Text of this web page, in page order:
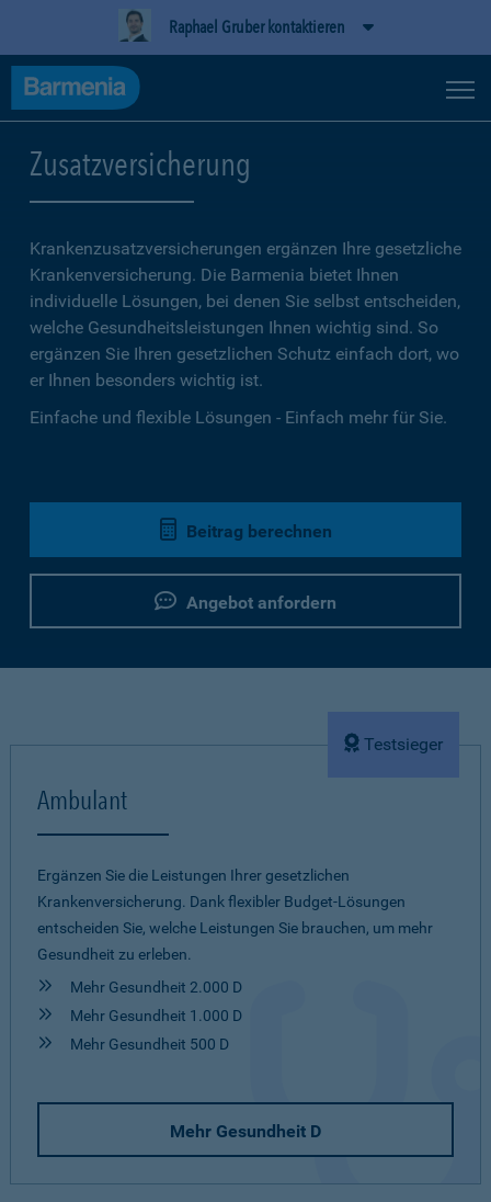
Raphael Gruber kontaktieren
Zusatzversicherung
Krankenzusatzversicherungen ergänzen Ihre gesetzliche
Kranken­versicherung. Die Barmenia bietet Ihnen
individuelle Lösungen, bei denen Sie selbst entscheiden,
welche Gesundheitsleistungen Ihnen wichtig sind. So
ergänzen Sie Ihren gesetzlichen Schutz einfach dort, wo
er Ihnen besonders wichtig ist.
Einfache und flexible Lösungen - Einfach mehr für Sie.
Beitrag berechnen
Angebot anfordern
Testsieger
Ambulant
Ergänzen Sie die Leistungen Ihrer gesetzlichen
Krankenversicherung. Dank flexibler Budget-Lösungen
entscheiden Sie, welche Leistungen Sie brauchen, um mehr
Gesundheit zu erleben.
Mehr Gesundheit 2.000 D
Mehr Gesundheit 1.000 D
Mehr Gesundheit 500 D
Mehr Gesundheit D